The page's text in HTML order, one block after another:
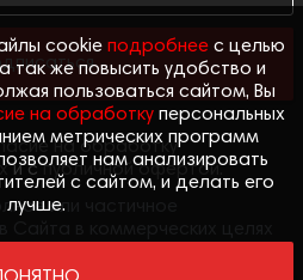
cookie подробнее с целью
так же повысить удобство и
пользоваться сайтом, Вы
на обработкуперсональных
метрических программ
нам анализировать
с сайтом, и делать его
лучше.
на обработку
и спубличной офертой.
или частичное
обнаружения нарушений,